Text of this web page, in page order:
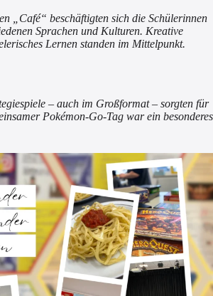
„Café“ beschäftigten sich die Schülerinnen
Sprachen und Kulturen. Kreative
Lernen standen im Mittelpunkt.
– auch im Großformat – sorgten für
Pokémon-Go-Tag war ein besonderes